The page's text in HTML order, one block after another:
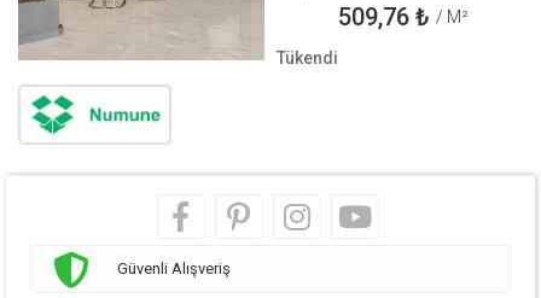
509,76₺ / M²
Tükendi
Güvenli Alışveriş